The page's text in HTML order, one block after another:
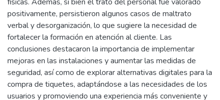
positivamente, persistieron algunos casos de maltrato
verbal y desorganización, lo que sugiere la necesidad de
fortalecer la formación en atención al cliente. Las
conclusiones destacaron la importancia de implementar
mejoras en las instalaciones y aumentar las medidas de
seguridad, así como de explorar alternativas digitales para la
compra de tiquetes, adaptándose a las necesidades de los
usuarios y promoviendo una experiencia más conveniente y